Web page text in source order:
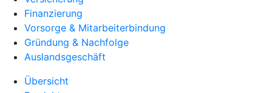
Finanzierung
Vorsorge & Mitarbeiterbindung
Gründung & Nachfolge
Auslandsgeschäft
Übersicht